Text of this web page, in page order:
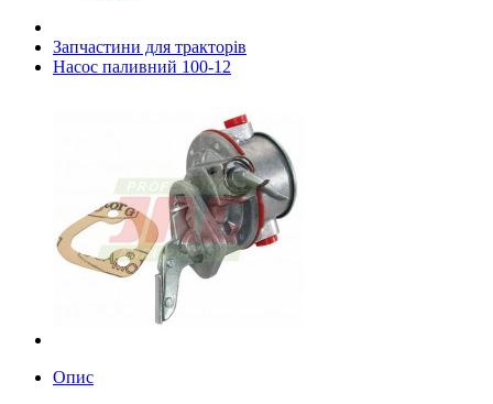
Запчастини для тракторів
Насос паливний 100-12
Опис